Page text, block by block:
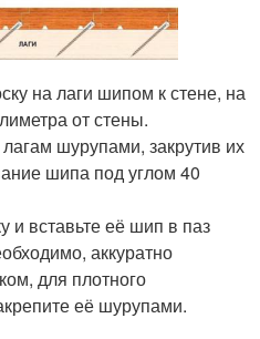
на лаги шипом к стене, на
от стены.
шурупами, закрутив их
шипа под углом 40
и вставьте её шип в паз
аккуратно
для плотного
её шурупами.